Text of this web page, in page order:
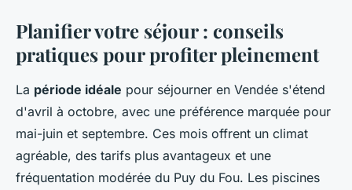
Planifier votre séjour : conseils
pratiques pour profiter pleinement
La période idéale pour séjourner en Vendée s'étend
d'avril à octobre, avec une préférence marquée pour
mai-juin et septembre. Ces mois offrent un climat
agréable, des tarifs plus avantageux et une
fréquentation modérée du Puy du Fou. Les piscines